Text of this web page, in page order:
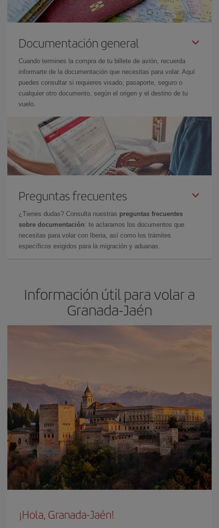
Documentación general
Cuando termines la compra de tu billete de avión, recuerda
informarte de la documentación que necesitas para volar. Aquí
puedes consultar si requieres visado, pasaporte, seguro o
cualquier otro documento, según el origen y el destino de tu
vuelo.
Preguntas frecuentes
¿Tienes dudas? Consulta nuestras preguntas frecuentes
sobre documentación: te aclaramos los documentos que
necesitas para volar con Iberia, así como los trámites
específicos exigidos para la migración y aduanas.
Información útil para volar a
Granada-Jaén
¡Hola, Granada-Jaén!